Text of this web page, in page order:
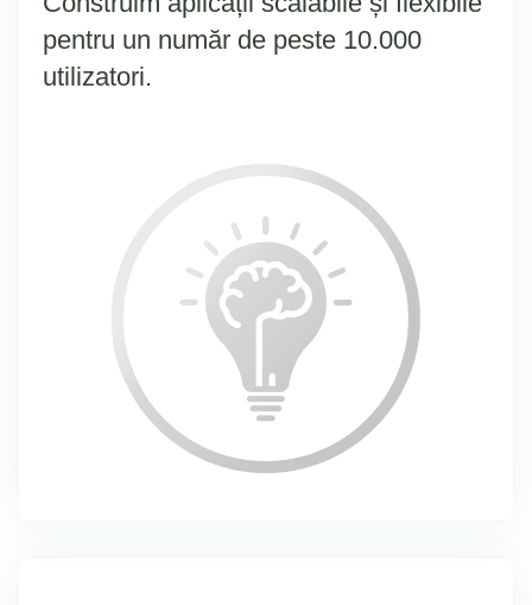
pentru un număr de peste 10.000
utilizatori.